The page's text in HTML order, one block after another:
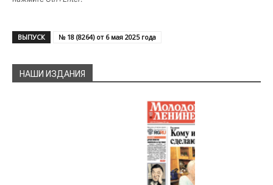
ВЫПУСК № 18 (8264) от 6 мая 2025 года
НАШИ ИЗДАНИЯ